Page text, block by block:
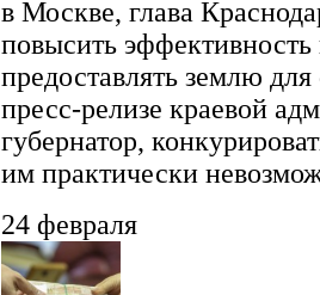
в Москве, глава
повысить эффективность
предоставлять землю
пресс-релизе краевой
губернатор,
им практически
24 февраля